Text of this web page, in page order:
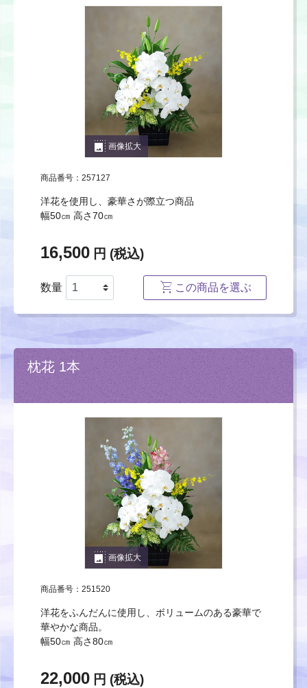
photo_size_select_large 画像拡大
商品番号：257127
洋花を使用し、豪華さが際立つ商品
幅50㎝ 高さ70㎝
16,500 円 (税込)
数量 この商品を選ぶ
枕花 1本
photo_size_select_large 画像拡大
商品番号：251520
洋花をふんだんに使用し、ボリュームのある豪華で
華やかな商品。
幅50㎝ 高さ80㎝
22,000 円 (税込)